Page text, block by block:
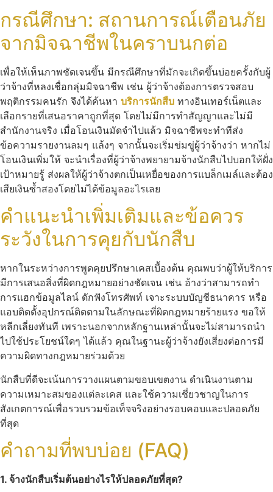
กรณีศึกษา: สถานการณ์เตือนภัย
จากมิจฉาชีพในคราบนกต่อ
เพื่อให้เห็นภาพชัดเจนขึ้น มีกรณีศึกษาที่มักจะเกิดขึ้นบ่อยครั้งกับผู้
ว่าจ้างที่หลงเชื่อกลุ่มมิจฉาชีพ เช่น ผู้ว่าจ้างต้องการตรวจสอบ
พฤติกรรมคนรัก จึงได้ค้นหา บริการนักสืบ ทางอินเทอร์เน็ตและ
เลือกรายที่เสนอราคาถูกที่สุด โดยไม่มีการทำสัญญาและไม่มี
สำนักงานจริง เมื่อโอนเงินมัดจำไปแล้ว มิจฉาชีพจะทำทีส่ง
ข้อความรายงานลมๆ แล้งๆ จากนั้นจะเริ่มข่มขู่ผู้ว่าจ้างว่า หากไม่
โอนเงินเพิ่มให้ จะนำเรื่องที่ผู้ว่าจ้างพยายามจ้างนักสืบไปบอกให้ฝั่ง
เป้าหมายรู้ ส่งผลให้ผู้ว่าจ้างตกเป็นเหยื่อของการแบล็กเมล์และต้อง
เสียเงินซ้ำสองโดยไม่ได้ข้อมูลอะไรเลย
คำแนะนำเพิ่มเติมและข้อควร
ระวังในการคุยกับนักสืบ
หากในระหว่างการพูดคุยปรึกษาเคสเบื้องต้น คุณพบว่าผู้ให้บริการ
มีการเสนอสิ่งที่ผิดกฎหมายอย่างชัดเจน เช่น อ้างว่าสามารถทำ
การแฮกข้อมูลไลน์ ดักฟังโทรศัพท์ เจาะระบบบัญชีธนาคาร หรือ
แอบติดตั้งอุปกรณ์ติดตามในลักษณะที่ผิดกฎหมายร้ายแรง ขอให้
หลีกเลี่ยงทันที เพราะนอกจากหลักฐานเหล่านั้นจะไม่สามารถนำ
ไปใช้ประโยชน์ใดๆ ได้แล้ว คุณในฐานะผู้ว่าจ้างยังเสี่ยงต่อการมี
ความผิดทางกฎหมายร่วมด้วย
นักสืบที่ดีจะเน้นการวางแผนตามขอบเขตงาน ดำเนินงานตาม
ความเหมาะสมของแต่ละเคส และใช้ความเชี่ยวชาญในการ
สังเกตการณ์เพื่อรวบรวมข้อเท็จจริงอย่างรอบคอบและปลอดภัย
ที่สุด
คำถามที่พบบ่อย (FAQ)
1. จ้างนักสืบเริ่มต้นอย่างไรให้ปลอดภัยที่สุด?